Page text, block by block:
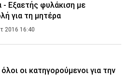
- Εξαετής φυλάκιση με
για τη μητέρα
2016 16:40
οι κατηγορούμενοι για την